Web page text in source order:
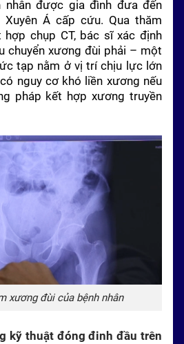
nhân được gia đình đưa đến
Xuyên Á cấp cứu. Qua thăm
chụp CT, bác sĩ xác định
chuyển xương đùi phải – một
tạp nằm ở vị trí chịu lực lớn
nguy cơ khó liền xương nếu
pháp kết hợp xương truyền
xương đùi của bệnh nhân
kỹ thuật đóng đinh đầu trên